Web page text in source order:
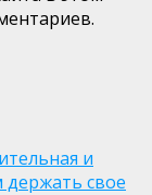
и
держать свое